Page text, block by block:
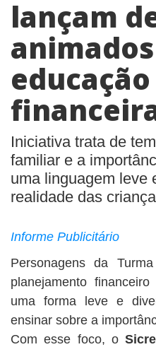
TELEFONES ÚTEIS
CONTATO
ANUNCIE
lançam
educação
Iniciativa trata de
familiar e a
uma linguagem leve
realidade das
Informe Publicitário
Personagens da
planejamento
uma forma leve e
ensinar sobre a
Com esse foco, o